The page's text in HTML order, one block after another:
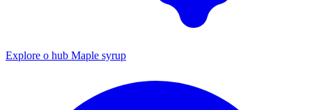
Explore o hub Maple syrup